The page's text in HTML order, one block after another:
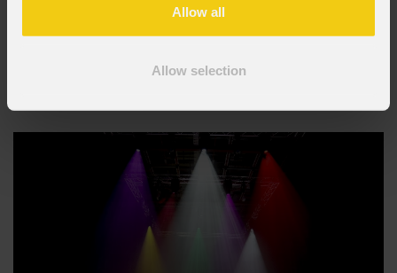
Allow all
Allow selection
Alla Votivkirche di Vienna, la Genesi raccontata in
luce con le Astra Hybrid330 di PROLIGHTS
della città ed esempio emblematico di architettura neogotica, ha fatto da